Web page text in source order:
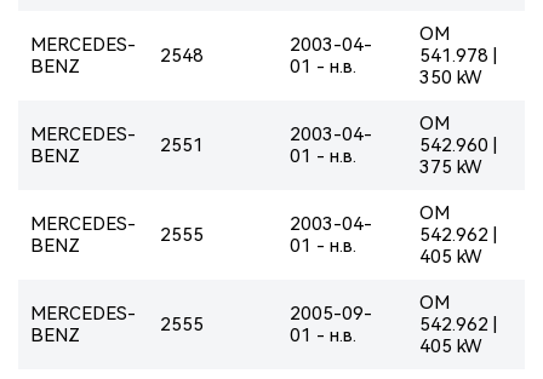
MERCEDES-
BENZ
2548
2003-04-
01 - н.в.
OM
541.978 |
350 kW
MERCEDES-
BENZ
2551
2003-04-
01 - н.в.
OM
542.960 |
375 kW
MERCEDES-
BENZ
2555
2003-04-
01 - н.в.
OM
542.962 |
405 kW
MERCEDES-
BENZ
2555
2005-09-
01 - н.в.
OM
542.962 |
405 kW